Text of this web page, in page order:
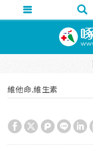
維他命.維生素